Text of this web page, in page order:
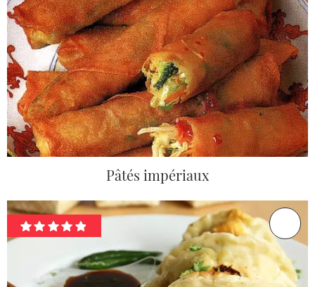
Pâtés impériaux